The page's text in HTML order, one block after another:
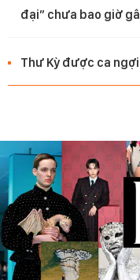
đại” chưa bao giờ
Thư Kỳ được ca